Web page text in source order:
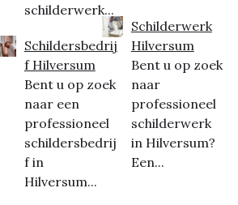
schilderwerk...
Schildersbedrij
f Hilversum
Bent u op zoek
naar een
professioneel
schildersbedrij
f in
Hilversum...
Schilderwerk
Hilversum
Bent u op zoek
naar
professioneel
schilderwerk
in Hilversum?
Een...